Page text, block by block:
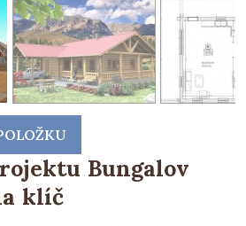
Bungalov
klíč